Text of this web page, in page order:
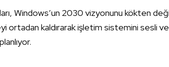
Windows’un 2030 vizyonunu kökten
ortadan kaldırarak işletim sistemini sesli